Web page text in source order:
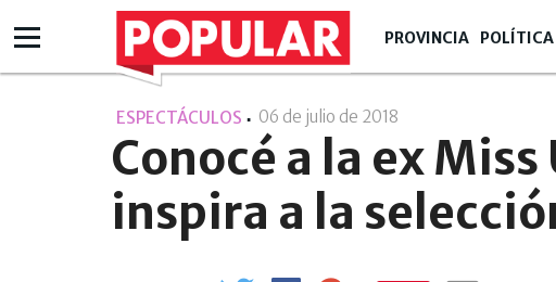
PROVINCIA POLÍTICA
ESPECTÁCULOS 06 de julio de 2018
Conocé a la ex
inspira a la